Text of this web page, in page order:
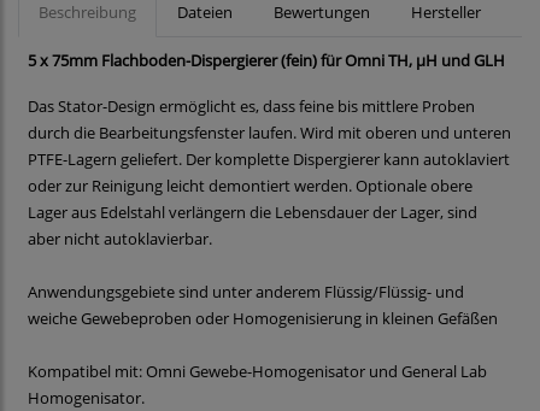
Beschreibung Dateien Bewertungen Hersteller
5 x 75mm Flachboden-Dispergierer (fein) für Omni TH, µH und GLH
Das Stator-Design ermöglicht es, dass feine bis mittlere Proben
durch die Bearbeitungsfenster laufen. Wird mit oberen und unteren
PTFE-Lagern geliefert. Der komplette Dispergierer kann autoklaviert
oder zur Reinigung leicht demontiert werden. Optionale obere
Lager aus Edelstahl verlängern die Lebensdauer der Lager, sind
aber nicht autoklavierbar.
Anwendungsgebiete sind unter anderem Flüssig/Flüssig- und
weiche Gewebeproben oder Homogenisierung in kleinen Gefäßen
Kompatibel mit: Omni Gewebe-Homogenisator und General Lab
Homogenisator.